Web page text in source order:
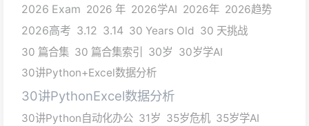
2026 Exam 2026 年 2026学AI 2026年 2026趋势
2026高考 3.12 3.14 30 Years Old 30 天挑战
30 篇合集 30 篇合集索引 30岁 30岁学AI
30讲Python+Excel数据分析
30讲PythonExcel数据分析
30讲Python自动化办公 31岁 35岁危机 35岁学AI